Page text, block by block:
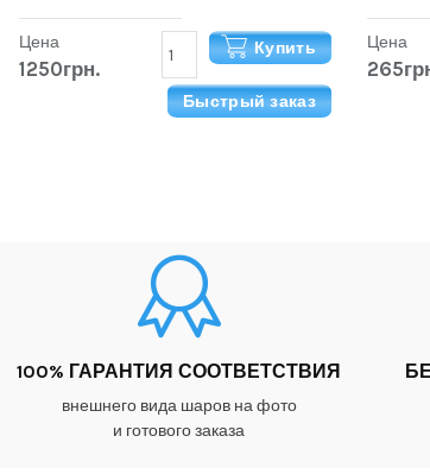
Цена
1250грн.
Купить
Быстрый заказ
Цена
100% ГАРАНТИЯ СООТВЕТСТВИЯ
внешнего вида шаров на фото
и готового заказа